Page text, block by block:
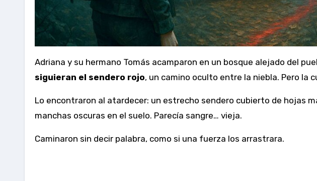
Adriana y su hermano Tomás acamparon en un bosque alejado del
siguieran el sendero rojo, un camino oculto entre la niebla. Pero la
Lo encontraron al atardecer: un estrecho sendero cubierto de hojas
manchas oscuras en el suelo. Parecía sangre… vieja.
Caminaron sin decir palabra, como si una fuerza los arrastrara.